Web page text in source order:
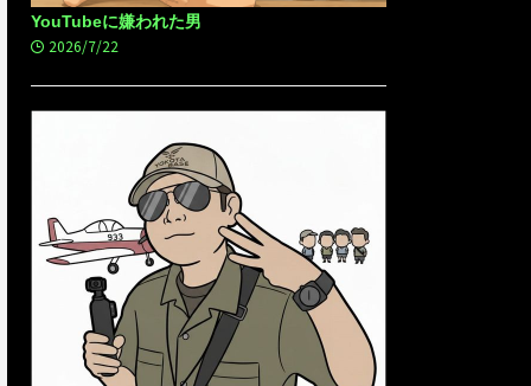
YouTubeに嫌われた男
2026/7/22